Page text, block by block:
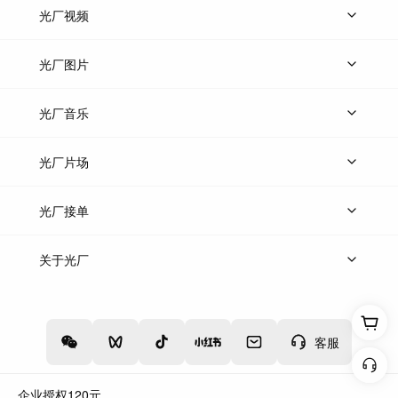
企业授权120元
客服
光厂视频
上传视频
光厂图片
上传图片
光厂音乐
热门音乐
光厂片场
上传案例
光厂接单
上架服务
关于光厂